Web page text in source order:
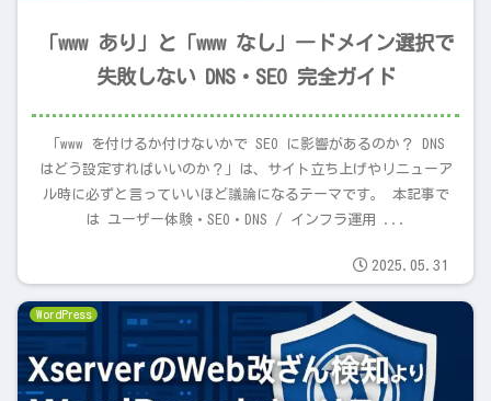
「www あり」と「www なし」―ドメイン選択で
失敗しない DNS・SEO 完全ガイド
「www を付けるか付けないかで SEO に影響があるのか？ DNS
はどう設定すればいいのか？」は、サイト立ち上げやリニューア
ル時に必ずと言っていいほど議論になるテーマです。 本記事で
は ユーザー体験・SEO・DNS / インフラ運用 ...
2025.05.31
WordPress